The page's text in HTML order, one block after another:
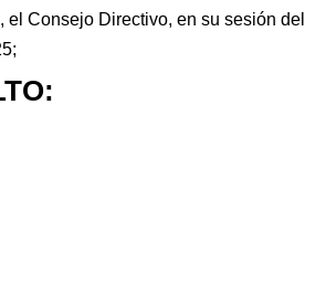
el Consejo Directivo, en su sesión del